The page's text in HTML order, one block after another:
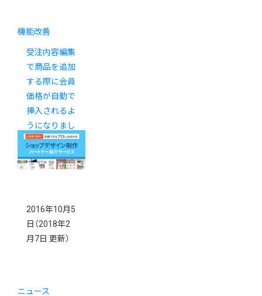
機能改善
受注内容編集
で商品を追加
する際に会員
価格が自動で
挿入されるよ
うになりまし
た
2016年10月5
日 （2018年2
月7日 更新）
ニュース